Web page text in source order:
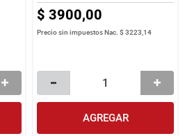
$ 3900,00
Precio sin impuestos Nac.$ 3223,14
AGREGAR